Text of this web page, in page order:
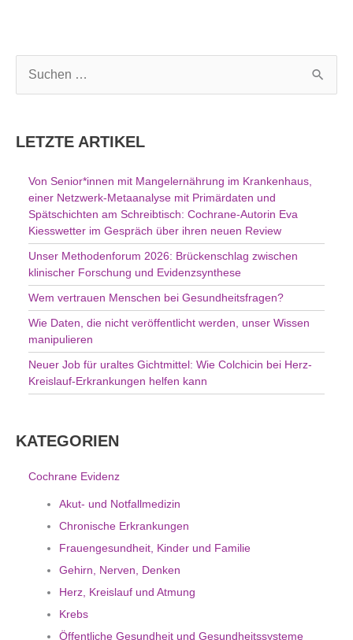
u
e
LETZTE ARTIKEL
Von Senior*innen mit Mangelernährung im Krankenhaus,
einer Netzwerk-Metaanalyse mit Primärdaten und
Spätschichten am Schreibtisch: Cochrane-Autorin Eva
Kiesswetter im Gespräch über ihren neuen Review
Unser Methodenforum 2026: Brückenschlag zwischen
klinischer Forschung und Evidenzsynthese
Wem vertrauen Menschen bei Gesundheitsfragen?
Wie Daten, die nicht veröffentlicht werden, unser Wissen
manipulieren
Neuer Job für uraltes Gichtmittel: Wie Colchicin bei Herz-
Kreislauf-Erkrankungen helfen kann
KATEGORIEN
Cochrane Evidenz
Akut- und Notfallmedizin
Chronische Erkrankungen
Frauengesundheit, Kinder und Familie
Gehirn, Nerven, Denken
Herz, Kreislauf und Atmung
Krebs
Öffentliche Gesundheit und Gesundheitssysteme